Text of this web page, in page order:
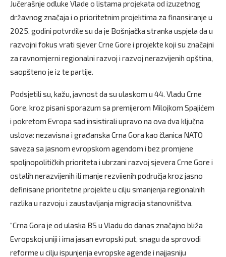
Jučerašnje odluke Vlade o listama projekata od izuzetnog
državnog značaja i o prioritetnim projektima za finansiranje u
2025. godini potvrdile su da je Bošnjačka stranka uspjela da u
razvojni fokus vrati sjever Crne Gore i projekte koji su značajni
za ravnomjerni regionalni razvoj i razvoj nerazvijenih opština,
saopšteno je iz te partije.
Podsjetili su, kažu, javnost da su ulaskom u 44. Vladu Crne
Gore, kroz pisani sporazum sa premijerom Milojkom Spajićem
i pokretom Evropa sad insistirali upravo na ova dva ključna
uslova: nezavisna i građanska Crna Gora kao članica NATO
saveza sa jasnom evropskom agendom i bez promjene
spoljnopolitičkih prioriteta i ubrzani razvoj sjevera Crne Gore i
ostalih nerazvijenih ili manje rezviienih područja kroz jasno
definisane prioritetne projekte u cilju smanjenja regionalnih
razlika u razvoju i zaustavljanja migracija stanovništva.
“Crna Gora je od ulaska BS u Vladu do danas značajno bliža
Evropskoj uniji i ima jasan evropski put, snagu da sprovodi
reforme u cilju ispunjenja evropske agende i najjasniju